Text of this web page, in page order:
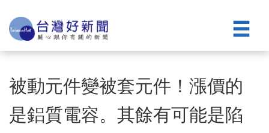
被動元件變被套元件！漲價的
是鋁質電容。其餘有可能是陷